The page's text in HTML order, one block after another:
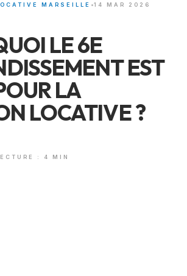
MARSEILLE •14 MAR 2026
LE 6E
EST
LA
LOCATIVE ?
: 4 MIN